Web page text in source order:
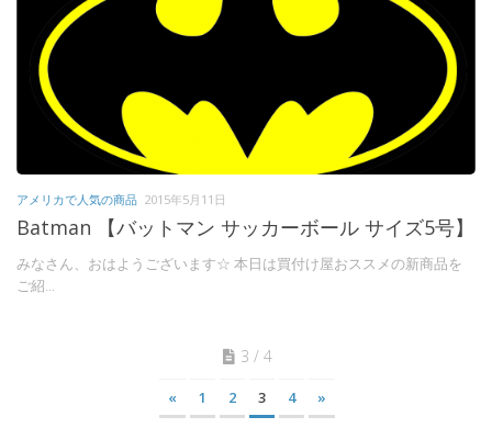
アメリカで人気の商品 2015年5月11日
Batman 【バットマン サッカーボール サイズ5号】
みなさん、おはようございます☆ 本日は買付け屋おススメの新商品を
ご紹...
3 / 4
« 1 2 3 4 »